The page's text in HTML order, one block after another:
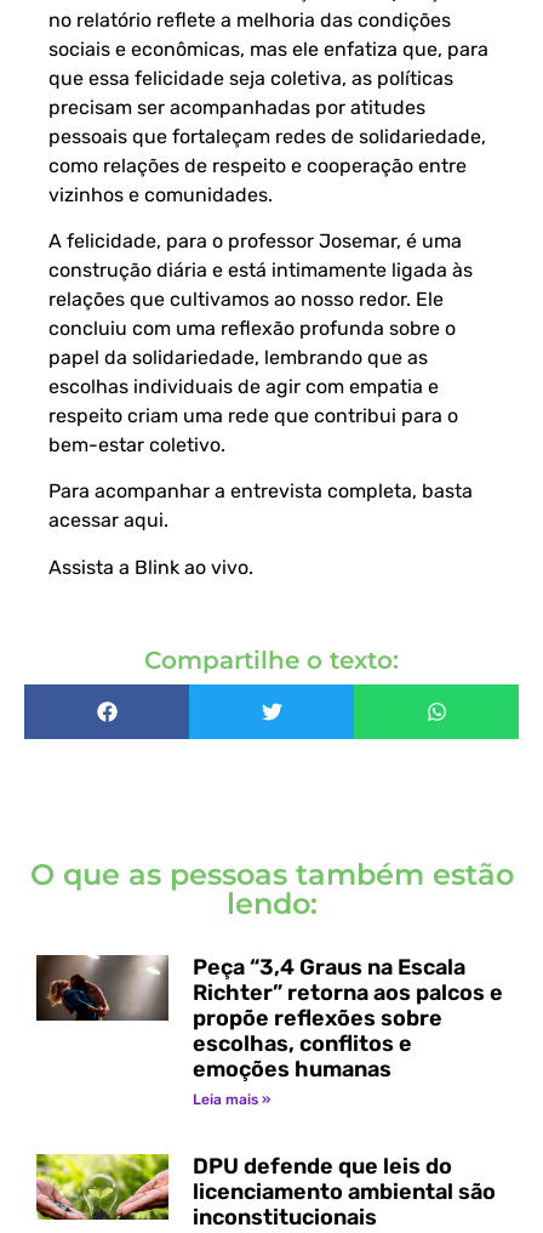
no relatório reflete a melhoria das condições
sociais e econômicas, mas ele enfatiza que, para
que essa felicidade seja coletiva, as políticas
precisam ser acompanhadas por atitudes
pessoais que fortaleçam redes de solidariedade,
como relações de respeito e cooperação entre
vizinhos e comunidades.
A felicidade, para o professor Josemar, é uma
construção diária e está intimamente ligada às
relações que cultivamos ao nosso redor. Ele
concluiu com uma reflexão profunda sobre o
papel da solidariedade, lembrando que as
escolhas individuais de agir com empatia e
respeito criam uma rede que contribui para o
bem-estar coletivo.
Para acompanhar a entrevista completa, basta
acessar aqui.
Assista a Blink ao vivo.
Compartilhe o texto:
O que as pessoas também estão
lendo:
Peça “3,4 Graus na Escala
Richter” retorna aos palcos e
propõe reflexões sobre
escolhas, conflitos e
emoções humanas
Leia mais »
DPU defende que leis do
licenciamento ambiental são
inconstitucionais